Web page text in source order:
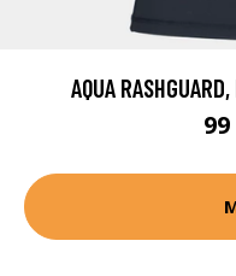
AQUA
99